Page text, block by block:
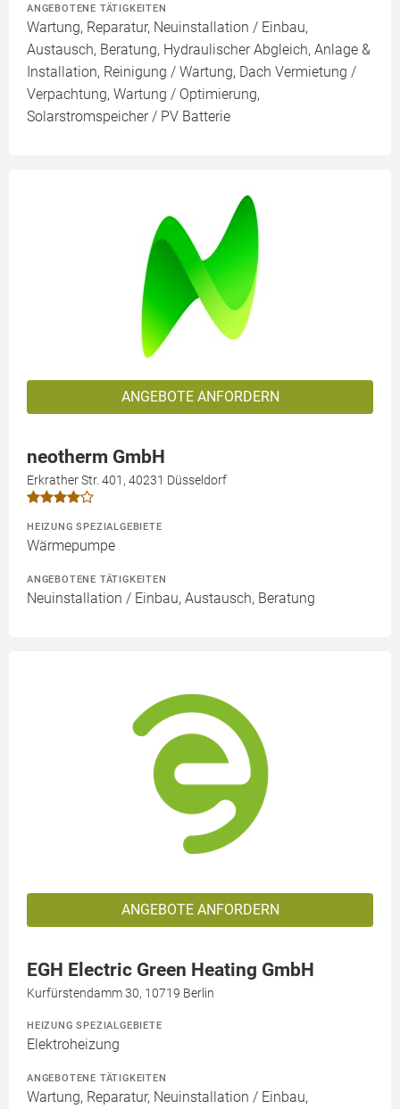
ANGEBOTENE TÄTIGKEITEN
Wartung, Reparatur, Neuinstallation / Einbau,
Austausch, Beratung, Hydraulischer Abgleich, Anlage &
Installation, Reinigung / Wartung, Dach Vermietung /
Verpachtung, Wartung / Optimierung,
Solarstromspeicher / PV Batterie
ANGEBOTE ANFORDERN
neotherm GmbH
Erkrather Str. 401, 40231 Düsseldorf
HEIZUNG SPEZIALGEBIETE
Wärmepumpe
ANGEBOTENE TÄTIGKEITEN
Neuinstallation / Einbau, Austausch, Beratung
ANGEBOTE ANFORDERN
EGH Electric Green Heating GmbH
Kurfürstendamm 30, 10719 Berlin
HEIZUNG SPEZIALGEBIETE
Elektroheizung
ANGEBOTENE TÄTIGKEITEN
Wartung, Reparatur, Neuinstallation / Einbau,